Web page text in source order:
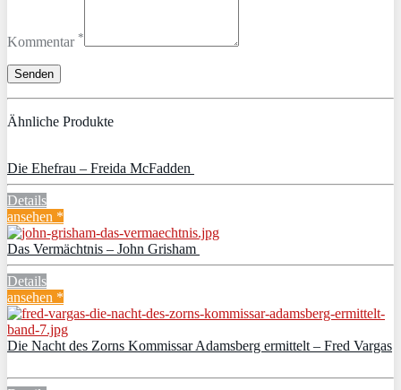
Kommentar *
Ähnliche Produkte
Die Ehefrau – Freida McFadden
Details
ansehen *
Das Vermächtnis – John Grisham
Details
ansehen *
Die Nacht des Zorns Kommissar Adamsberg ermittelt – Fred Vargas